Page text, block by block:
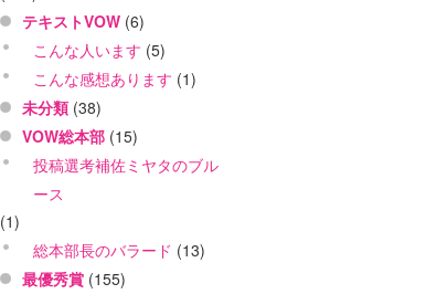
テキストVOW (6)
こんな人います (5)
こんな感想あります (1)
未分類 (38)
VOW総本部 (15)
投稿選考補佐ミヤタのブル
ース
(1)
総本部長のバラード (13)
最優秀賞 (155)